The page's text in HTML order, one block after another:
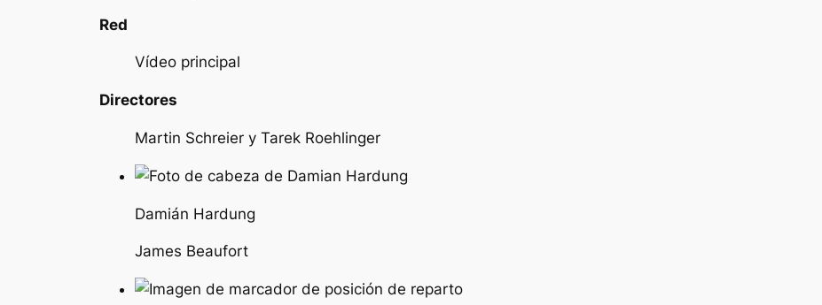
Red
Vídeo principal
Directores
Martin Schreier y Tarek Roehlinger
Damián Hardung
James Beaufort